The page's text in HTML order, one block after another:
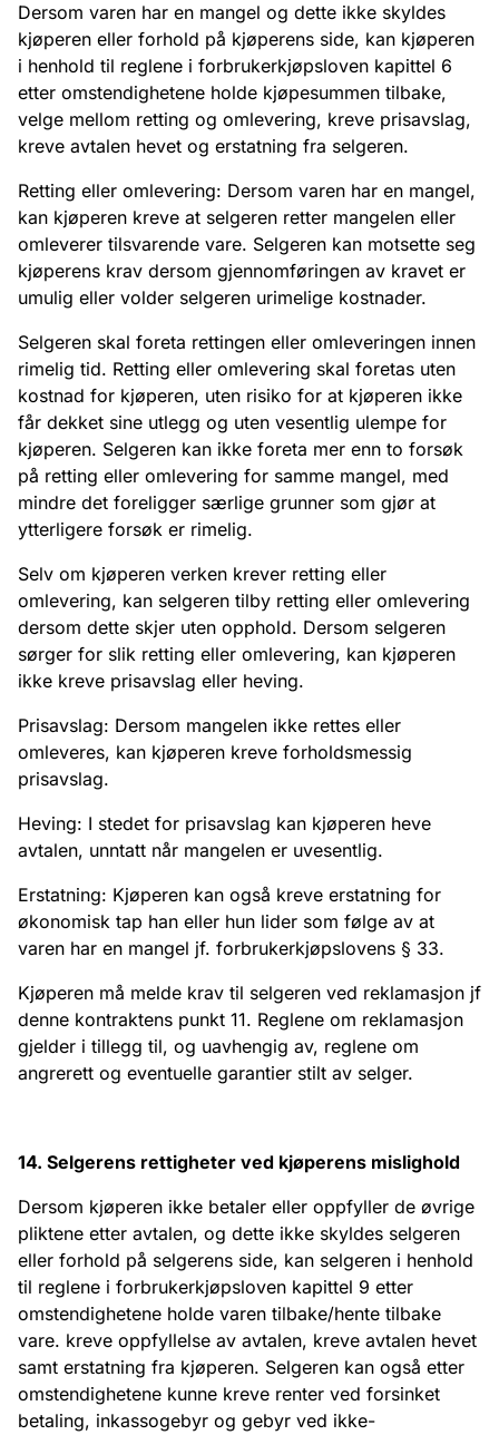
Dersom varen har en mangel og dette ikke skyldes
kjøperen eller forhold på kjøperens side, kan kjøperen
i henhold til reglene i forbrukerkjøpsloven kapittel 6
etter omstendighetene holde kjøpesummen tilbake,
velge mellom retting og omlevering, kreve prisavslag,
kreve avtalen hevet og erstatning fra selgeren.
Retting eller omlevering: Dersom varen har en mangel,
kan kjøperen kreve at selgeren retter mangelen eller
omleverer tilsvarende vare. Selgeren kan motsette seg
kjøperens krav dersom gjennomføringen av kravet er
umulig eller volder selgeren urimelige kostnader.
Selgeren skal foreta rettingen eller omleveringen innen
rimelig tid. Retting eller omlevering skal foretas uten
kostnad for kjøperen, uten risiko for at kjøperen ikke
får dekket sine utlegg og uten vesentlig ulempe for
kjøperen. Selgeren kan ikke foreta mer enn to forsøk
på retting eller omlevering for samme mangel, med
mindre det foreligger særlige grunner som gjør at
ytterligere forsøk er rimelig.
Selv om kjøperen verken krever retting eller
omlevering, kan selgeren tilby retting eller omlevering
dersom dette skjer uten opphold. Dersom selgeren
sørger for slik retting eller omlevering, kan kjøperen
ikke kreve prisavslag eller heving.
Prisavslag: Dersom mangelen ikke rettes eller
omleveres, kan kjøperen kreve forholdsmessig
prisavslag.
Heving: I stedet for prisavslag kan kjøperen heve
avtalen, unntatt når mangelen er uvesentlig.
Erstatning: Kjøperen kan også kreve erstatning for
økonomisk tap han eller hun lider som følge av at
varen har en mangel jf. forbrukerkjøpslovens § 33.
Kjøperen må melde krav til selgeren ved reklamasjon jf
denne kontraktens punkt 11. Reglene om reklamasjon
gjelder i tillegg til, og uavhengig av, reglene om
angrerett og eventuelle garantier stilt av selger.
14. Selgerens rettigheter ved kjøperens mislighold
Dersom kjøperen ikke betaler eller oppfyller de øvrige
pliktene etter avtalen, og dette ikke skyldes selgeren
eller forhold på selgerens side, kan selgeren i henhold
til reglene i forbrukerkjøpsloven kapittel 9 etter
omstendighetene holde varen tilbake/hente tilbake
vare. kreve oppfyllelse av avtalen, kreve avtalen hevet
samt erstatning fra kjøperen. Selgeren kan også etter
omstendighetene kunne kreve renter ved forsinket
betaling, inkassogebyr og gebyr ved ikke-